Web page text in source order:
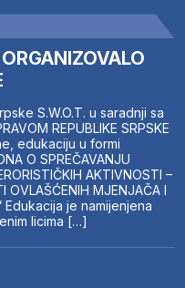
S.W.O.T. u saradnji sa
REPUBLIKE SRPSKE
edukaciju u formi
O SPREČAVANJU
AKTIVNOSTI –
OVLAŠĆENIH MJENJAČA I
Edukacija je namijenjena
licima […]